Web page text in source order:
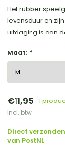
Het rubber
levensduur en
uitdaging is aan
Maat: *
€11,95 1
Incl. btw
Direct
van PostNL